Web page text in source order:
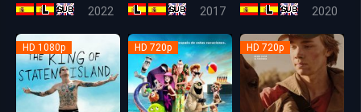
2022
2017
2020
HD 1080p HD 720p HD 720p